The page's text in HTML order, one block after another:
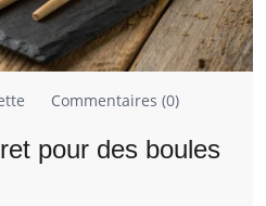
Commentaires (0)
pour des boules